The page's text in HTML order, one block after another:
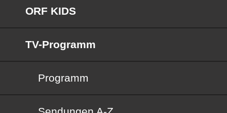
ORF KIDS
TV-Programm
Programm